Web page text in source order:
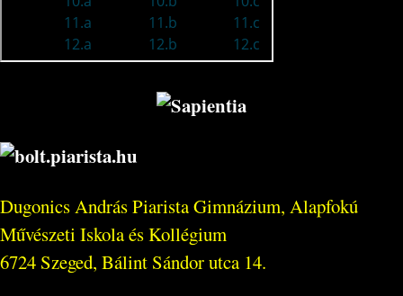
Dugonics András Piarista Gimnázium, Alapfokú
Művészeti Iskola és Kollégium
6724 Szeged, Bálint Sándor utca 14.